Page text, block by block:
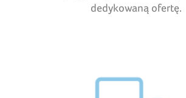
dedykowaną ofertę.